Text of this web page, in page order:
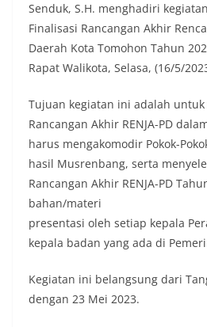
Senduk, S.H. menghadiri
Finalisasi Rancangan Akhir
Daerah Kota Tomohon Tahun
Rapat Walikota, Selasa, (16/5/
Tujuan kegiatan ini adalah
Rancangan Akhir RENJA-PD
harus mengakomodir Pokok-
hasil Musrenbang, serta
Rancangan Akhir RENJA-PD
bahan/materi
presentasi oleh setiap kepala
kepala badan yang ada di
Kegiatan ini belangsung dari
dengan 23 Mei 2023.